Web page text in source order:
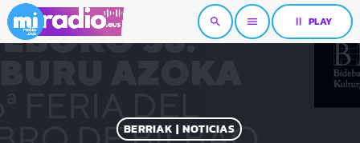
search menu pause PLAY
BERRIAK | NOTICIAS